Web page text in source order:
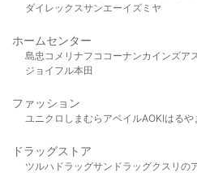
ダイレックスサンエーイズミヤ
ホームセンター
島忠 コメリ ナフコ コーナンカインズア
ジョイフル本田
ファッション
ユニクロ しまむら アベイルAOKIはるや
ドラッグストア
ツルハドラッグサンドラッグクスリの